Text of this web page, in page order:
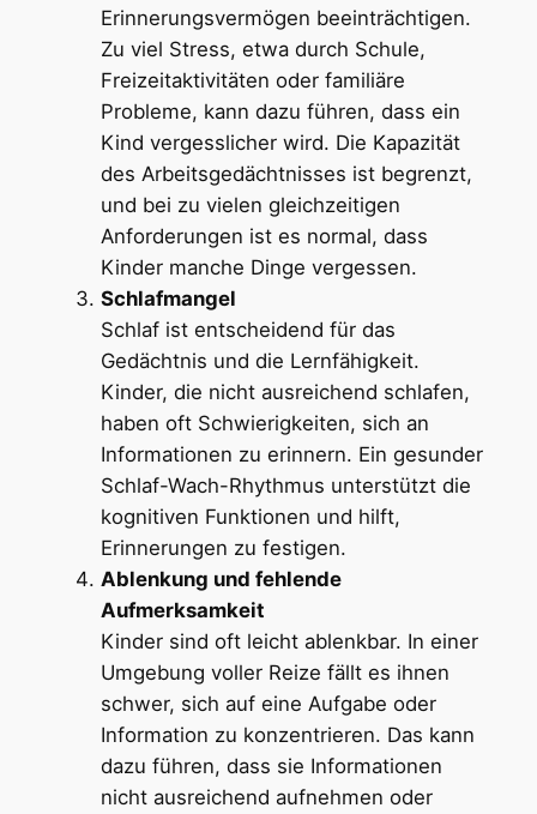
Erinnerungsvermögen beeinträchtigen.
Zu viel Stress, etwa durch Schule,
Freizeitaktivitäten oder familiäre
Probleme, kann dazu führen, dass ein
Kind vergesslicher wird. Die Kapazität
des Arbeitsgedächtnisses ist begrenzt,
und bei zu vielen gleichzeitigen
Anforderungen ist es normal, dass
Kinder manche Dinge vergessen.
Schlafmangel
Schlaf ist entscheidend für das
Gedächtnis und die Lernfähigkeit.
Kinder, die nicht ausreichend schlafen,
haben oft Schwierigkeiten, sich an
Informationen zu erinnern. Ein gesunder
Schlaf-Wach-Rhythmus unterstützt die
kognitiven Funktionen und hilft,
Erinnerungen zu festigen.
Ablenkung und fehlende
Aufmerksamkeit
Kinder sind oft leicht ablenkbar. In einer
Umgebung voller Reize fällt es ihnen
schwer, sich auf eine Aufgabe oder
Information zu konzentrieren. Das kann
dazu führen, dass sie Informationen
nicht ausreichend aufnehmen oder